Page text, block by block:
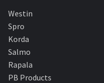
Rozemeijer
Gamakatsu
Mikado
Westin
Spro
Korda
Salmo
Rapala
PB Products